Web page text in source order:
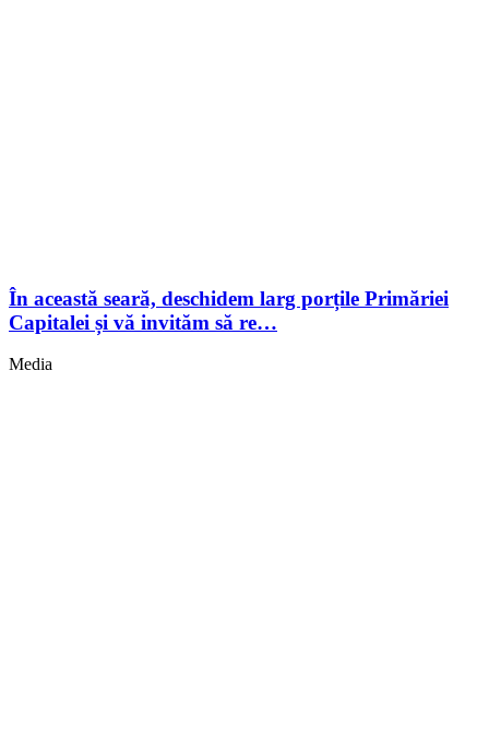
În această seară, deschidem larg porțile Primăriei
Capitalei și vă invităm să re…
Media